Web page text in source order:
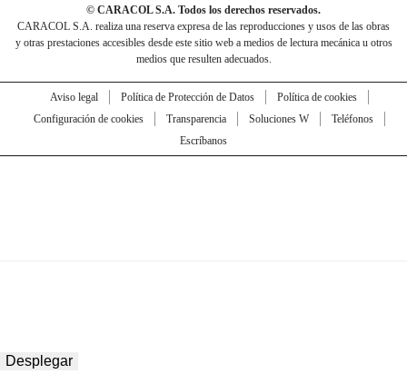
© CARACOL S.A. Todos los derechos reservados.
CARACOL S.A. realiza una reserva expresa de las reproducciones y usos de las obras
y otras prestaciones accesibles desde este sitio web a medios de lectura mecánica u otros
medios que resulten adecuados.
Aviso legal Política de Protección de Datos
Política de cookies
Configuración de cookies
Transparencia Soluciones W
Teléfonos
Escríbanos
Desplegar